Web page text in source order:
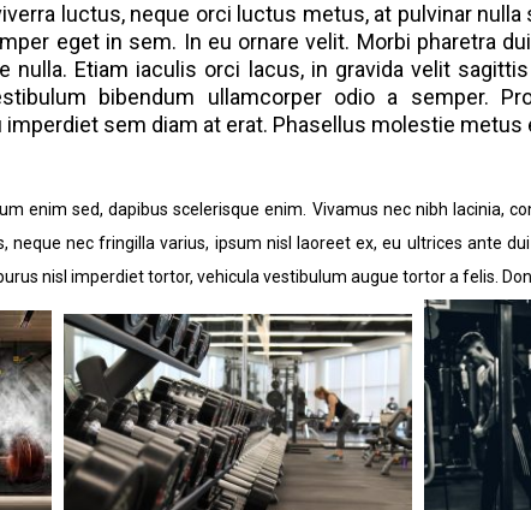
luctus, neque orci luctus metus, at pulvinar
eget in sem. In eu ornare velit. Morbi pharetra
nulla. Etiam iaculis orci lacus, in gravida velit
bibendum ullamcorper odio a semper.
imperdiet sem diam at erat. Phasellus molestie
enim sed, dapibus scelerisque enim. Vivamus nec nibh lacinia,
neque nec fringilla varius, ipsum nisl laoreet ex, eu ultrices ante
nisl imperdiet tortor, vehicula vestibulum augue tortor a felis.